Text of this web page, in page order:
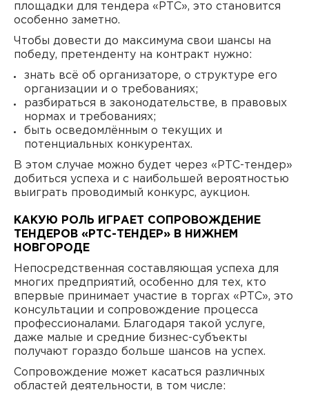
площадки для тендера «РТС», это становится
особенно заметно.
Чтобы довести до максимума свои шансы на
победу, претенденту на контракт нужно:
знать всё об организаторе, о структуре его
организации и о требованиях;
разбираться в законодательстве, в правовых
нормах и требованиях;
быть осведомлённым о текущих и
потенциальных конкурентах.
В этом случае можно будет через «РТС-тендер»
добиться успеха и с наибольшей вероятностью
выиграть проводимый конкурс, аукцион.
КАКУЮ РОЛЬ ИГРАЕТ СОПРОВОЖДЕНИЕ
ТЕНДЕРОВ «РТС-ТЕНДЕР» В НИЖНЕМ
НОВГОРОДЕ
Непосредственная составляющая успеха для
многих предприятий, особенно для тех, кто
впервые принимает участие в торгах «РТС», это
консультации и сопровождение процесса
профессионалами. Благодаря такой услуге,
даже малые и средние бизнес-субъекты
получают гораздо больше шансов на успех.
Сопровождение может касаться различных
областей деятельности, в том числе: